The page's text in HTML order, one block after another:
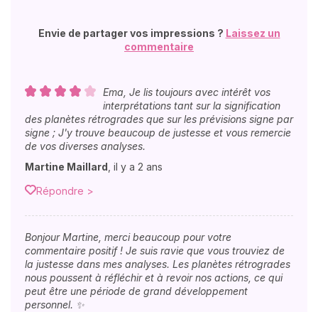
Envie de partager vos impressions ? Laissez un
commentaire
Ema, Je lis toujours avec intérêt vos
interprétations tant sur la signification
des planètes rétrogrades que sur les prévisions signe par
signe ; J'y trouve beaucoup de justesse et vous remercie
de vos diverses analyses.
Martine Maillard il y a 2 ans
Répondre >
Bonjour Martine, merci beaucoup pour votre
commentaire positif ! Je suis ravie que vous trouviez de
la justesse dans mes analyses. Les planètes rétrogrades
nous poussent à réfléchir et à revoir nos actions, ce qui
peut être une période de grand développement
personnel. ✨